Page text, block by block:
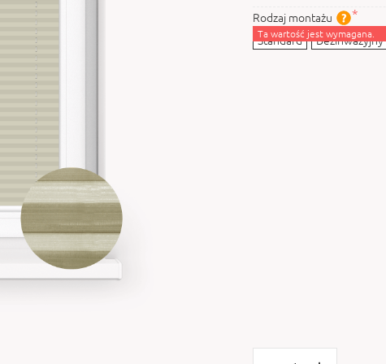
Rodzaj montażu
Standard
Bezinwazyjny
Ta wartość jest wymagana.